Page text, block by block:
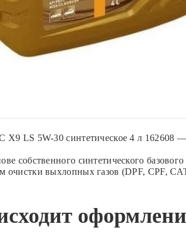
X9 LS 5W-30 синтетическое 4 л 162608
собственного синтетического
очистки выхлопных газов (DPF, CPF,